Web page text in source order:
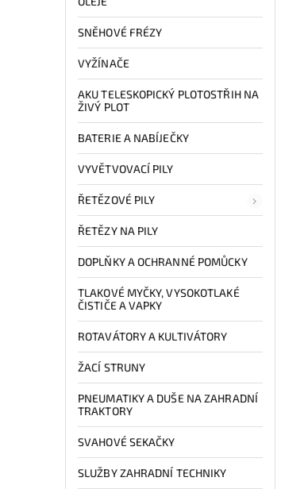
SNĚHOVÉ FRÉZY
VYŽÍNAČE
AKU TELESKOPICKÝ PLOTOSTŘIH NA
ŽIVÝ PLOT
BATERIE A NABÍJEČKY
VYVĚTVOVACÍ PILY
ŘETĚZOVÉ PILY
ŘETĚZY NA PILY
DOPLŇKY A OCHRANNÉ POMŮCKY
TLAKOVÉ MYČKY, VYSOKOTLAKÉ
ČISTIČE A VAPKY
ROTAVÁTORY A KULTIVÁTORY
ŽACÍ STRUNY
PNEUMATIKY A DUŠE NA ZAHRADNÍ
TRAKTORY
SVAHOVÉ SEKAČKY
SLUŽBY ZAHRADNÍ TECHNIKY